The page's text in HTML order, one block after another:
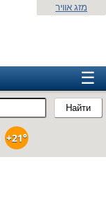
Найти
מזג אוויר
☰
+21°